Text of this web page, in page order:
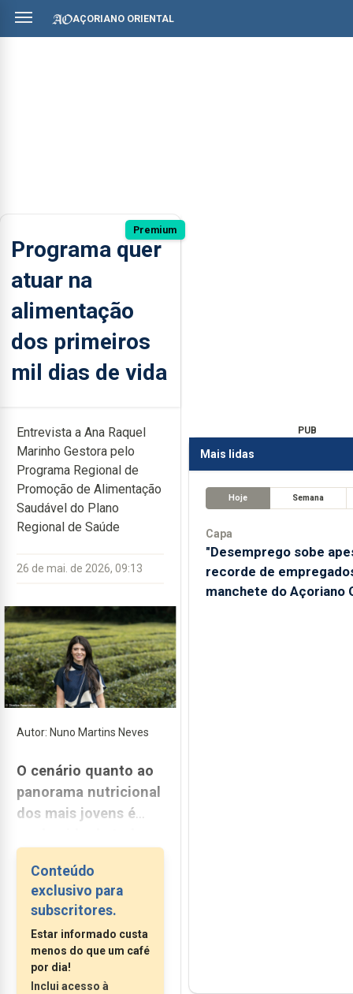
AÇORIANO ORIENTAL
Premium
Programa quer
atuar na
alimentação
dos primeiros
mil dias de vida
Entrevista a Ana Raquel
Marinho Gestora pelo
Programa Regional de
Promoção de Alimentação
Saudável do Plano
Regional de Saúde
26 de mai. de 2026, 09:13
Autor: Nuno Martins Neves
O cenário quanto ao
panorama nutricional
dos mais jovens é
com a região a
apresentar
indicadores
preocupantes, como
liderando o país na
maior prevalência de
excesso peso e na
Conteúdo
exclusivo para
subscritores.
Estar informado custa
menos do que um café
por dia!
Inclui acesso à
PUB
Mais lidas
Hoje Semana
Capa
"Desemprego sobe
recorde de
manchete do Açoriano